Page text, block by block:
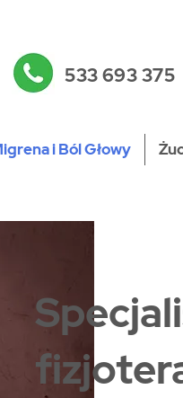
533 693 375
i Ból Głowy